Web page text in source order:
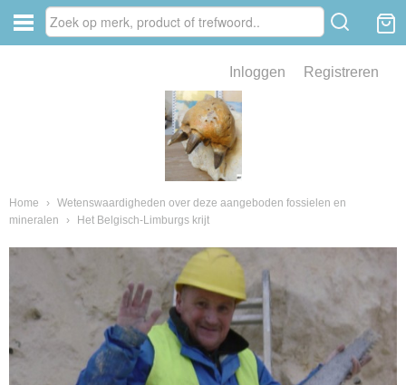
Inloggen Registreren
Home › Wetenswaardigheden over deze aangeboden fossielen en
mineralen
› Het Belgisch-Limburgs krijt
van fossielen en mineralen